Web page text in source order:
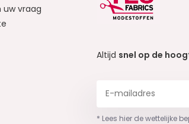
uw vraag
Altijd snel op de
* Lees hier de wettelijke